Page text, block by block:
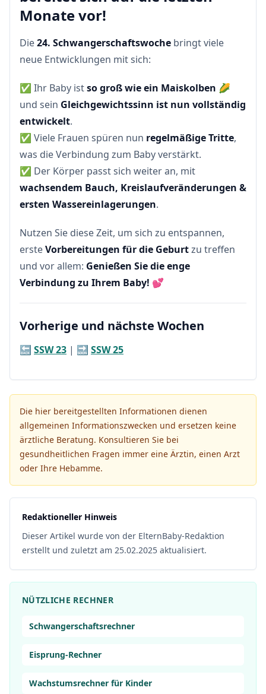
Monate vor!
Die24. Schwangerschaftswoche bringt viele
neue Entwicklungen mit sich:
✅ Ihr Baby istso groß wie ein Maiskolben 🌽
und sein Gleichgewichtssinn ist nun vollständig
entwickelt.
✅ Viele Frauen spüren nun regelmäßige Tritte,
was die Verbindung zum Baby verstärkt.
✅ Der Körper passt sich weiter an, mit
wachsendem Bauch, Kreislaufveränderungen &
ersten Wassereinlagerungen.
Nutzen Sie diese Zeit, um sich zu entspannen,
ersteVorbereitungen für die Geburtzu treffen
und vor allem: Genießen Sie die enge
Verbindung zu Ihrem Baby! 💕
Vorherige und nächste Wochen
🔙 SSW 23 | 🔜 SSW 25
Die hier bereitgestellten Informationen dienen
allgemeinen Informationszwecken und ersetzen keine
ärztliche Beratung. Konsultieren Sie bei
gesundheitlichen Fragen immer eine Ärztin, einen Arzt
oder Ihre Hebamme.
Redaktioneller Hinweis
Dieser Artikel wurde von der ElternBaby-Redaktion
erstellt und zuletzt am 25.02.2025 aktualisiert.
NÜTZLICHE RECHNER
Schwangerschaftsrechner
Eisprung-Rechner
Wachstumsrechner für Kinder